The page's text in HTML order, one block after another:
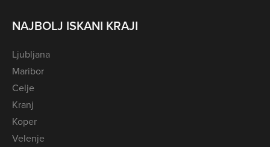
NAJBOLJ ISKANI KRAJI
Ljubljana
Maribor
Celje
Kranj
Koper
Velenje